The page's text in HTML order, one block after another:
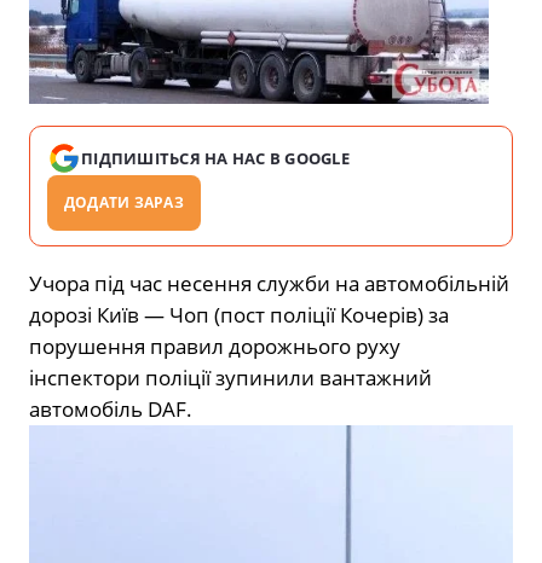
ПІДПИШІТЬСЯ НА НАС В GOOGLE
ДОДАТИ ЗАРАЗ
Учора під час несення служби на автомобільній
дорозі Київ — Чоп (пост поліції Кочерів) за
порушення правил дорожнього руху
інспектори поліції зупинили вантажний
автомобіль DAF.